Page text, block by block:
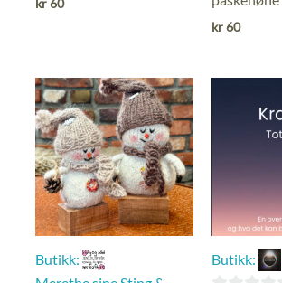
av
kr60
Butikk:
Butikk: